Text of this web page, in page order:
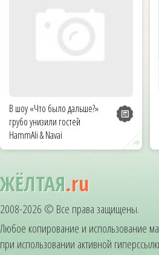
В шоу «Что было дальше?»
грубо унизили гостей
HammAli & Navai
ЖЁЛТАЯ.ru
2008-2026 © Все права защищены.
Любое копирование и использование
при использовании активной